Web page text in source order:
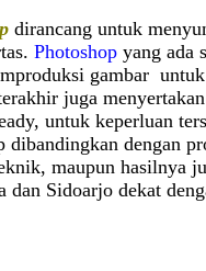
dirancang untuk
Photoshop yang ada
gambar untuk
juga menyertakan
untuk keperluan
dibandingkan dengan
maupun hasilnya
dan Sidoarjo dekat